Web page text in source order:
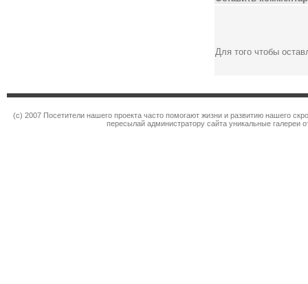
Для того чтобы
(c) 2007 Посетители нашего проекта часто помогают жизни и развитию нашего
пересылай администратору сайта уникальные галереи